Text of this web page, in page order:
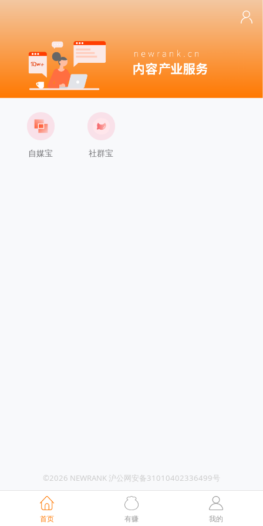
自媒宝 社群宝
©2026 NEWRANK 沪公网安备31010402336499号
首页 有赚 我的